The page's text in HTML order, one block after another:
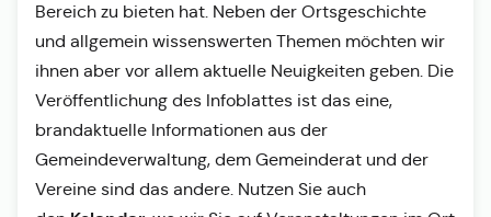
Bereich zu bieten hat. Neben der Ortsgeschichte
und allgemein wissenswerten Themen möchten wir
ihnen aber vor allem aktuelle Neuigkeiten geben. Die
Veröffentlichung des Infoblattes ist das eine,
brandaktuelle Informationen aus der
Gemeindeverwaltung, dem Gemeinderat und der
Vereine sind das andere. Nutzen Sie auch